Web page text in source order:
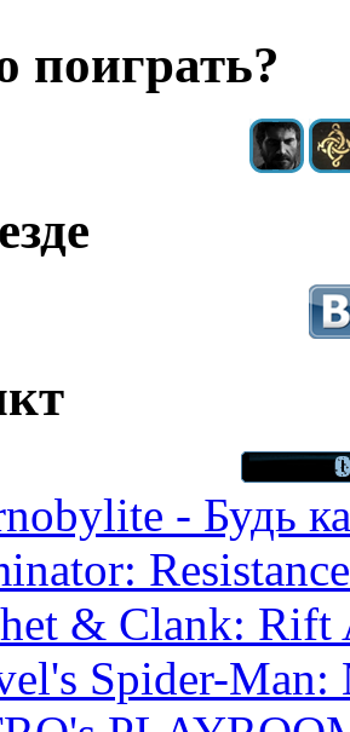
поиграть?
- Будь
& Clank: Rift
Spider-Man: